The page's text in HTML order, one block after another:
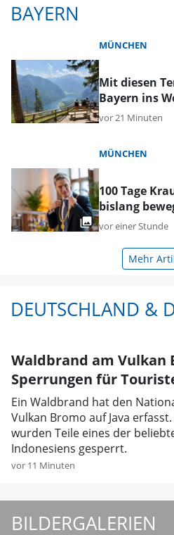
BAYERN
MÜNCHEN
Mit diesen
Bayern ins
vor 21 Minuten
MÜNCHEN
100 Tage
bislang
vor einer Stunde
Mehr
DEUTSCHLAND &
Waldbrand am Vulkan
Sperrungen für
Ein Waldbrand hat den
Vulkan Bromo auf Java
wurden Teile eines der
Indonesiens gesperrt.
vor 11 Minuten
BILDERGALERIEN